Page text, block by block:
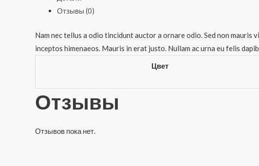
Отзывы (0)
Nam nec tellus a odio tincidunt auctor a ornare odio. Sed non
inceptos himenaeos. Mauris in erat justo. Nullam ac urna eu felis
Цвет
Отзывы
Отзывов пока нет.